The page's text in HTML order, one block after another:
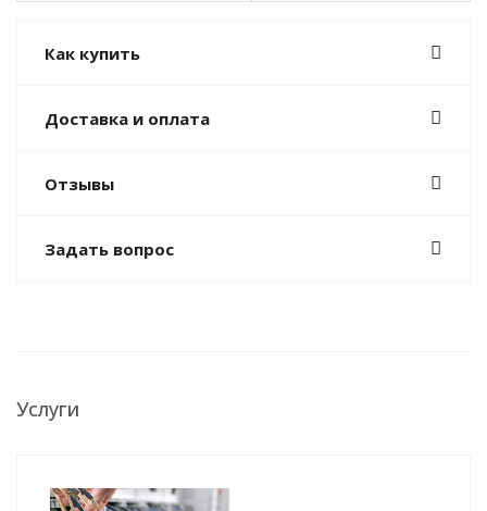
Как купить
Доставка и оплата
Отзывы
Задать вопрос
Услуги